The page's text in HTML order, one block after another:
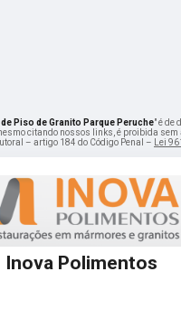
de Piso de Granito Parque Peruche" é de
citando nossos links, é proibida sem
– artigo 184 do Código Penal –
Lei
Inova Polimentos